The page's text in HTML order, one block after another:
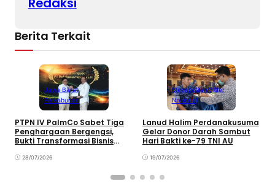
Berita Terkait
Jawa Barat
Perkebunan
PTPN IV PalmCo Sabet Tiga
Penghargaan Bergengsi,
Bukti Transformasi Bisnis
28/07/2026
MegapolitanMiliter
Nasional
Lanud Halim Perdanakusuma
Gelar Donor Darah Sambut
Hari Bakti ke-79 TNI AU
19/07/2026